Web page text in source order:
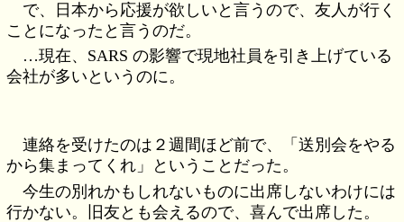
で、日本から応援が欲しいと言うので、友人が行く
ことになったと言うのだ。
…現在、SARS の影響で現地社員を引き上げている
会社が多いというのに。
連絡を受けたのは２週間ほど前で、「送別会をやる
から集まってくれ」ということだった。
今生の別れかもしれないものに出席しないわけには
行かない。旧友とも会えるので、喜んで出席した。